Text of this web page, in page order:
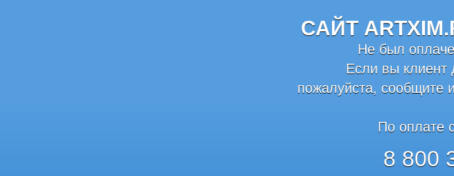
САЙТ
Не был
Если вы клиент
пожалуйста, сообщите
По оплате
8 800